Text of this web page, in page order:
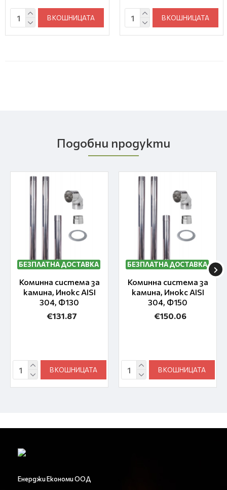
В КОШНИЦАТА В КОШНИЦАТА
Подобни продукти
БЕЗПЛАТНА ДОСТАВКА
Коминна система за
камина, Инокс AISI
304, Ф130
€131.87
В КОШНИЦАТА
БЕЗПЛАТНА ДОСТАВКА
Коминна система за
камина, Инокс AISI
304, Ф150
€150.06
В КОШНИЦАТА
Енерджи Економи ООД